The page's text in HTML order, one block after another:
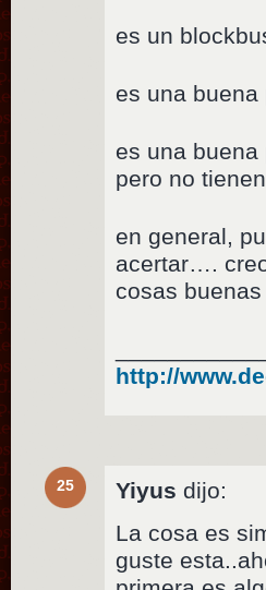
es un
es una
es una
pero no
en general,
acertar….
cosas buenas
http://
25 Yiyus dijo:
La cosa es
guste